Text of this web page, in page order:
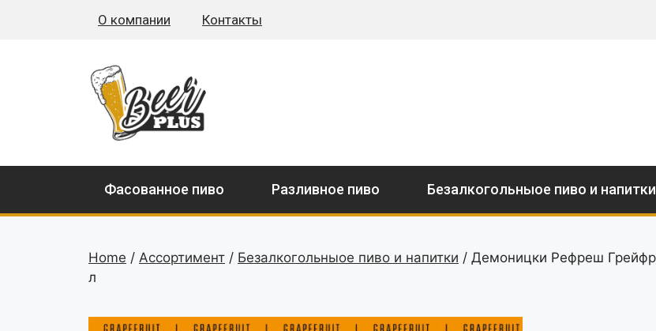
О компании Контакты
Фасованное пиво Разливное пиво Безалкогольныое пиво и напитки
Home / Ассортимент / Безалкогольныое пиво и напитки / Демоницки Рефреш
л